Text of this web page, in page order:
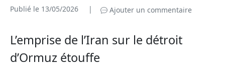
Publié le 13/05/2026 | Ajouter un commentaire
L’emprise de l’Iran sur le détroit
d’Ormuz étouffe